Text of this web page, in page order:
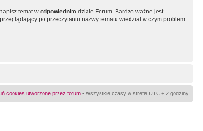
temat w odpowiednim dziale Forum. Bardzo ważne jest
po przeczytaniu nazwy tematu wiedział w czym problem
cookies utworzone przez forum • Wszystkie czasy w strefie UTC + 2 godziny